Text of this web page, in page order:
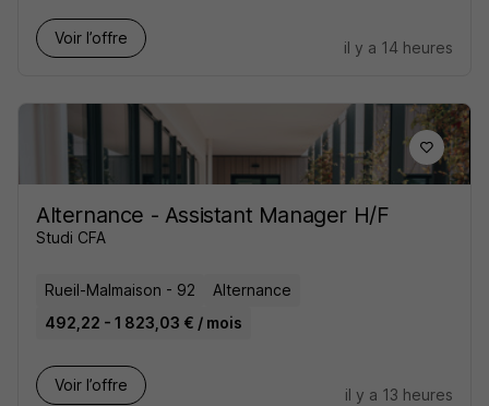
Voir l’offre
il y a 14 heures
Alternance - Assistant Manager H/F
Studi CFA
Rueil-Malmaison - 92
Alternance
492,22 - 1 823,03 € / mois
Voir l’offre
il y a 13 heures